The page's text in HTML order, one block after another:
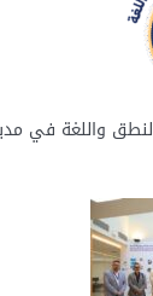
واللغة في